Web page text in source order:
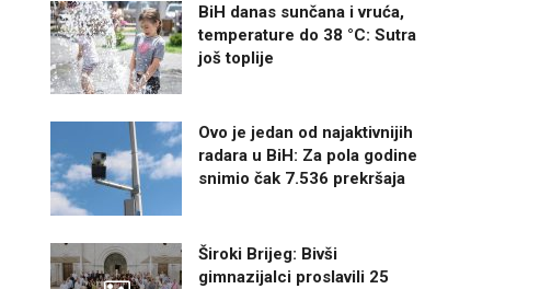
BiH danas sunčana i vruća,
temperature do 38 °C: Sutra
još toplije
Ovo je jedan od najaktivnijih
radara u BiH: Za pola godine
snimio čak 7.536 prekršaja
Široki Brijeg: Bivši
gimnazijalci proslavili 25